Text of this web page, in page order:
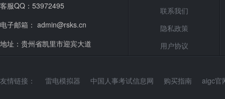
客服QQ：53972495
电子邮箱： admin@rsks.cn
地址：贵州省凯里市迎宾大道
联系我们
隐私政策
用户协议
友情链接： 雷电模拟器 中国人事考试信息网 购买指南 aigc官